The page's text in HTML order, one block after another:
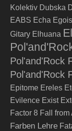
Kolektiv Dubska
EABS Echa
Gitary Elhuana
Pol'and'Rock
Pol'and'Rock
Epitome Ereles
Evilence Exist
Factor 8 Fall from
Farben Lehre